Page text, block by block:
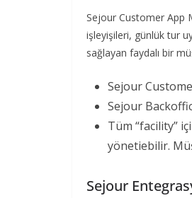
Sejour Customer App
işleyişileri, günlük tur
sağlayan faydalı bir
Sejour
Sejour
Tüm “facility”
yönetiebilir.
Sejour